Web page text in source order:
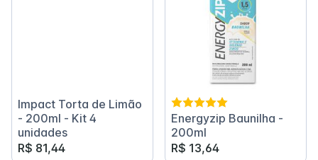
Impact Torta de Limão
- 200ml - Kit 4
unidades
R$ 81,44
Energyzip Baunilha -
200ml
R$ 13,64